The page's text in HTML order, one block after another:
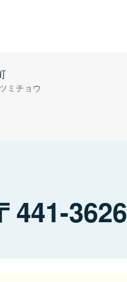
ミチョウ
441-3626